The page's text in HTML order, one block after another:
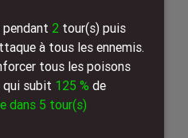
pendant 2 tour(s) puis
à tous les ennemis.
tous les poisons
qui subit 125 % de
dans 5 tour(s)